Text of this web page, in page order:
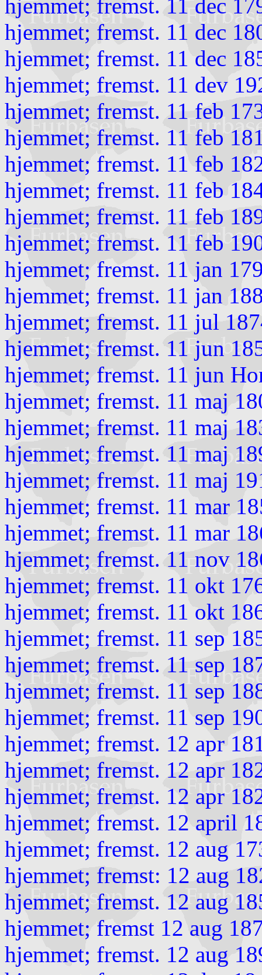
hjemmet; fremst. 11 dec
hjemmet; fremst. 11 dec
hjemmet; fremst. 11 dec
hjemmet; fremst. 11 dev
hjemmet; fremst. 11 feb
hjemmet; fremst. 11 feb
hjemmet; fremst. 11 feb
hjemmet; fremst. 11 feb
hjemmet; fremst. 11 feb
hjemmet; fremst. 11 feb
hjemmet; fremst. 11 jan
hjemmet; fremst. 11 jan
hjemmet; fremst. 11 jul
hjemmet; fremst. 11 jun
hjemmet; fremst. 11 jun
hjemmet; fremst. 11 maj
hjemmet; fremst. 11 maj
hjemmet; fremst. 11 maj
hjemmet; fremst. 11 maj
hjemmet; fremst. 11 mar
hjemmet; fremst. 11 mar
hjemmet; fremst. 11 nov
hjemmet; fremst. 11 okt
hjemmet; fremst. 11 okt
hjemmet; fremst. 11 sep
hjemmet; fremst. 11 sep
hjemmet; fremst. 11 sep
hjemmet; fremst. 11 sep
hjemmet; fremst. 12 apr
hjemmet; fremst. 12 apr
hjemmet; fremst. 12 apr
hjemmet; fremst. 12 april
hjemmet; fremst. 12 aug
hjemmet; fremst: 12 aug
hjemmet; fremst. 12 aug
hjemmet; fremst 12 aug
hjemmet; fremst. 12 aug